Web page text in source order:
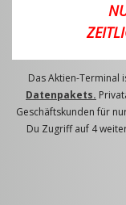
Das Aktien-Terminal
Datenpakets.
Geschäftskunden für
Du Zugriff auf 4